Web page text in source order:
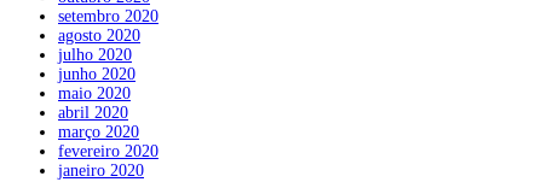
setembro 2020
agosto 2020
julho 2020
junho 2020
maio 2020
abril 2020
março 2020
fevereiro 2020
janeiro 2020